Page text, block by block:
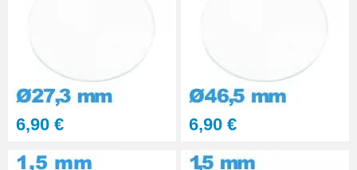
6,90 € 6,90 €